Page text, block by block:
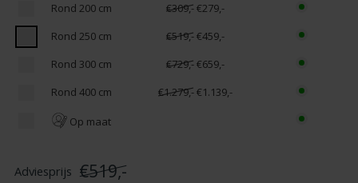
Rond 200 cm
€309,-€279,-
Rond 250 cm
€519,-€459,-
Rond 300 cm
€729,-€659,-
Rond 400 cm
€1.279,-€1.139,-
Op maat
€519,-